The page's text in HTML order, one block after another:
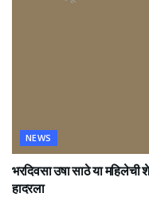
NEWS
भरदिवसा उषा साठे या महिलेची
हादरला